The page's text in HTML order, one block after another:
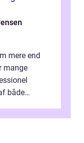
mere end
mange
både